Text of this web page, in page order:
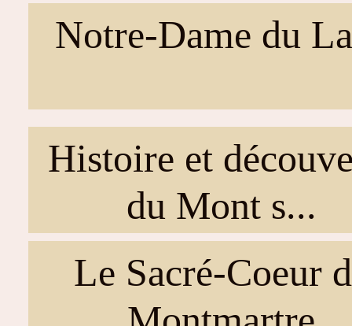
Notre-Dame du
Histoire et
du Mont s...
Le Sacré-Coeur